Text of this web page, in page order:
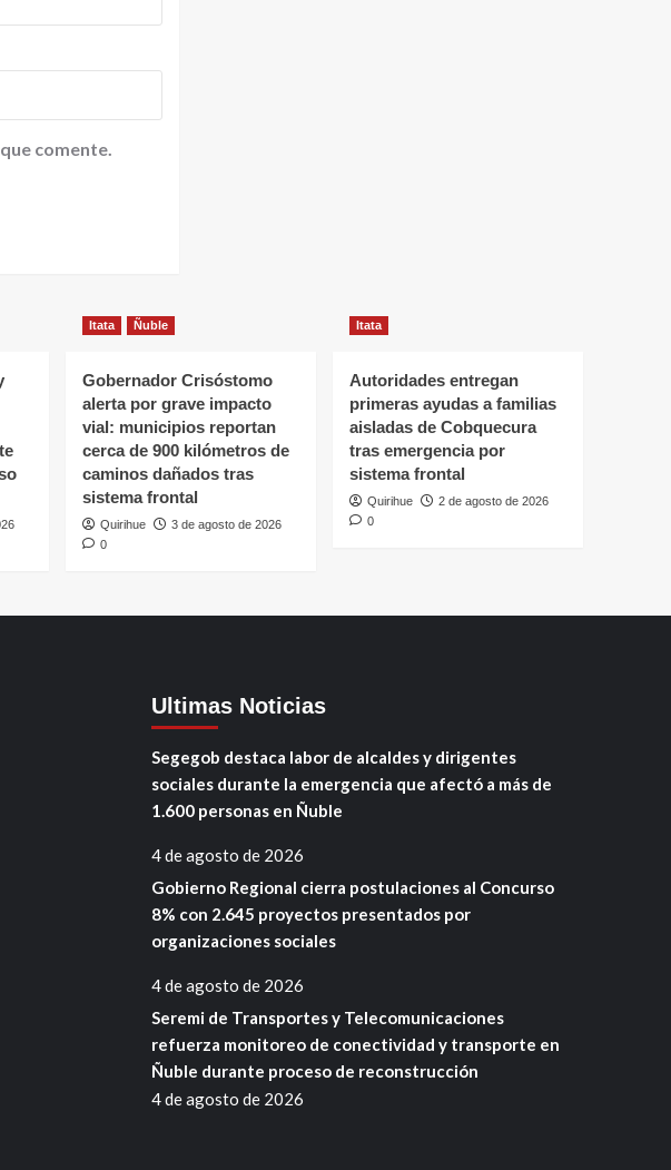
comente.
Itata Ñuble
Gobernador Crisóstomo
alerta por grave impacto
vial: municipios reportan
cerca de 900 kilómetros de
caminos dañados tras
sistema frontal
Quirihue
3 de agosto de 2026
0
Itata
Autoridades entregan
primeras ayudas a familias
aisladas de Cobquecura
tras emergencia por
sistema frontal
Quirihue
2 de agosto de 2026
0
Ultimas Noticias
Segegob destaca labor de alcaldes y dirigentes
sociales durante la emergencia que afectó a más de
1.600 personas en Ñuble
4 de agosto de 2026
Gobierno Regional cierra postulaciones al Concurso
8% con 2.645 proyectos presentados por
organizaciones sociales
4 de agosto de 2026
Seremi de Transportes y Telecomunicaciones
refuerza monitoreo de conectividad y transporte en
Ñuble durante proceso de reconstrucción
4 de agosto de 2026